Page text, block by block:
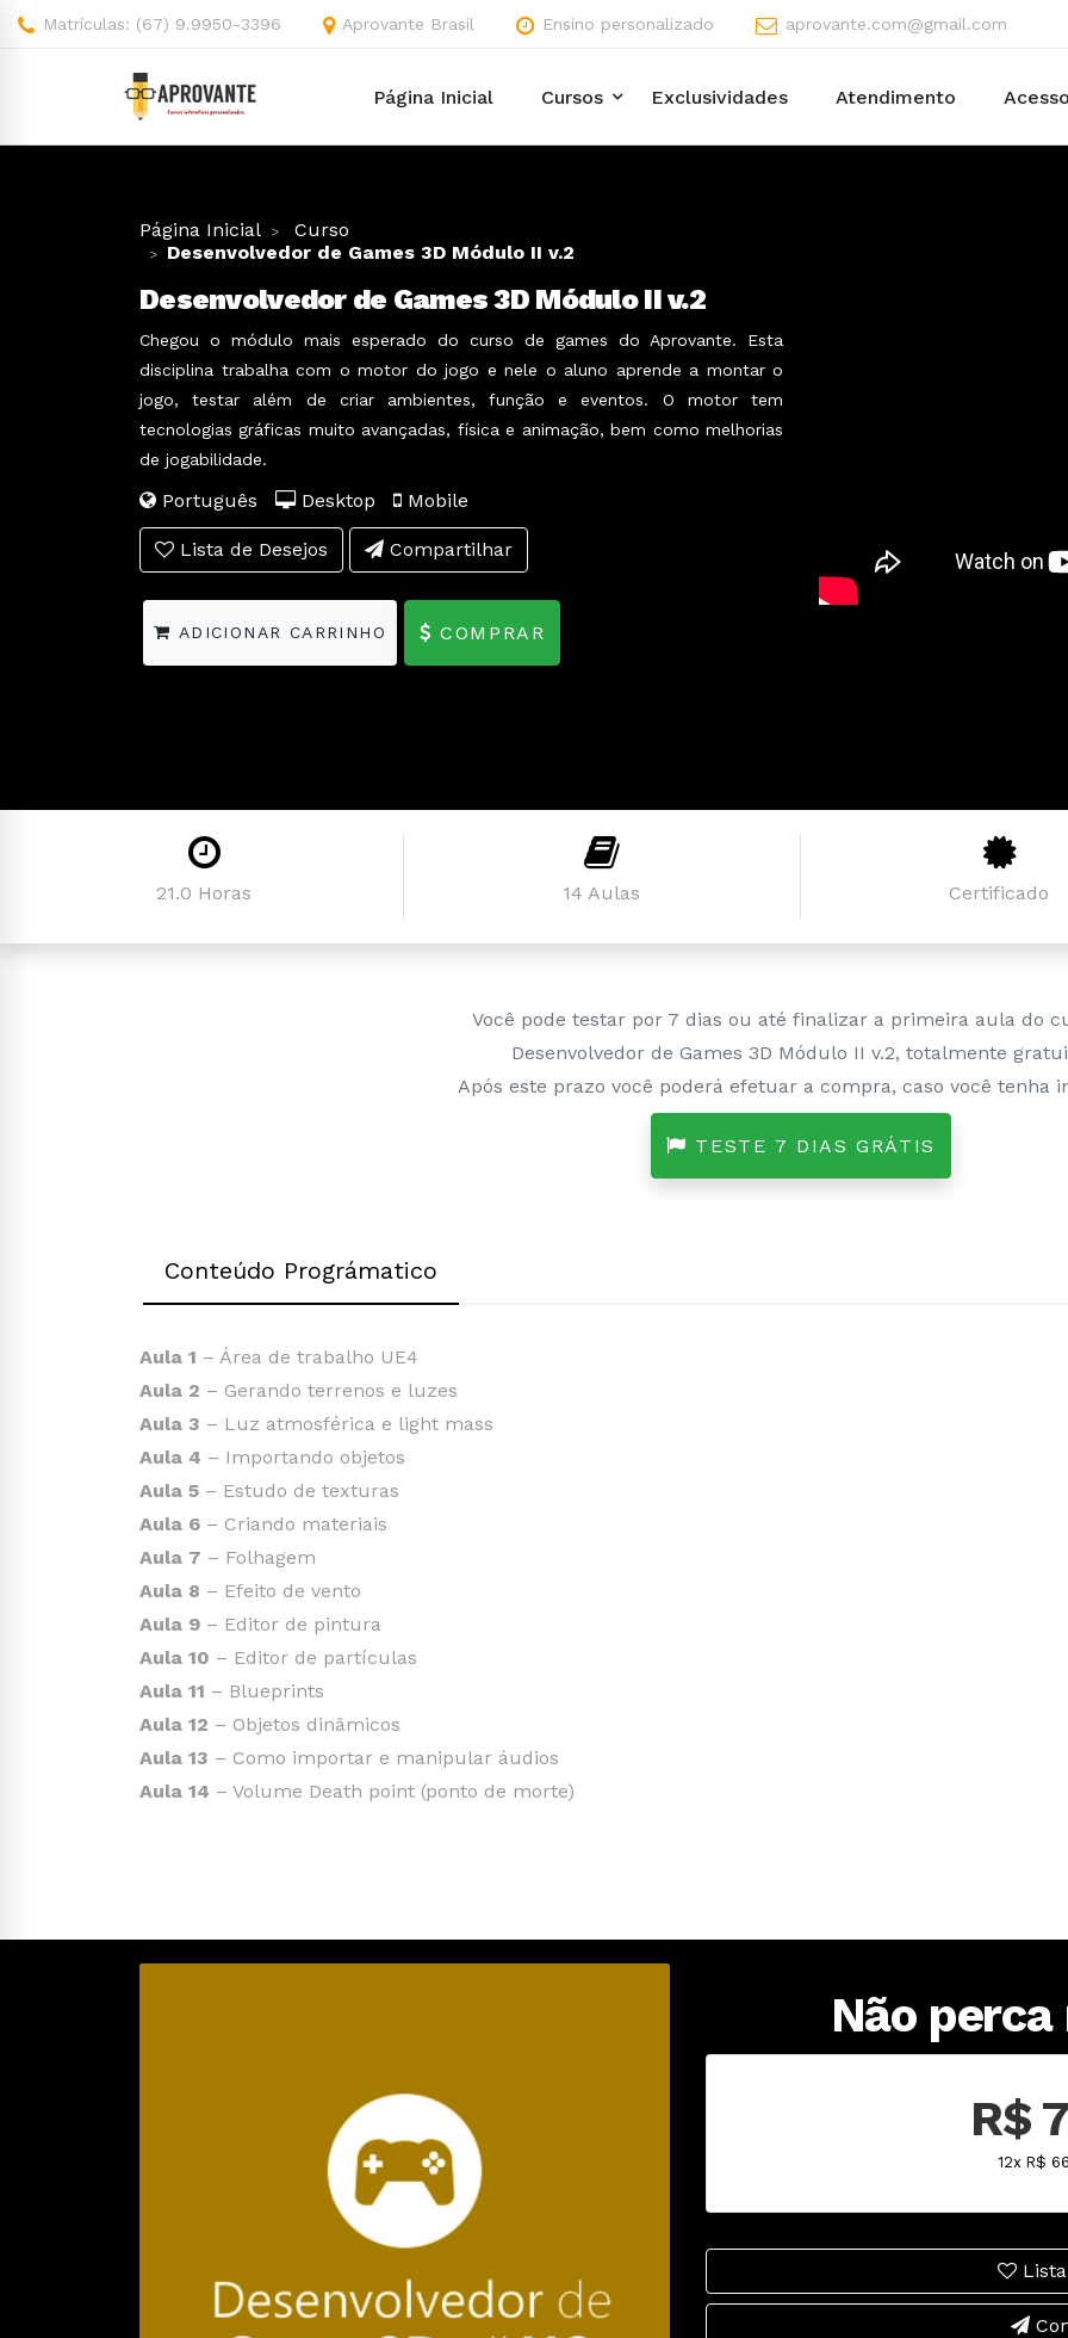
Matrículas: (67) 9.9950-3396 Aprovante Brasil Ensino personalizado aprovante.com@gmail.com
Página Inicial Cursos Exclusividades Atendimento
Página Inicial
Curso
Desenvolvedor de Games 3D Módulo II v.2
Desenvolvedor de Games 3D Módulo II v.2
Chegou o módulo mais esperado do curso de games do Aprovante. Esta
disciplina trabalha com o motor do jogo e nele o aluno aprende a montar o
jogo, testar além de criar ambientes, função e eventos. O motor tem
tecnologias gráficas muito avançadas, física e animação, bem como melhorias
de jogabilidade.
Português Desktop Mobile
Lista de Desejos Compartilhar
ADICIONAR CARRINHO COMPRAR
21.0 Horas 14 Aulas Certificado
Você pode testar por 7 dias ou até finalizar a primeira aula do
Desenvolvedor de Games 3D Módulo II v.2, totalmente
Após este prazo você poderá efetuar a compra, caso você tenha
TESTE 7 DIAS GRÁTIS
Conteúdo Prográmatico
Aula 1 – Área de trabalho UE4
Aula 2 – Gerando terrenos e luzes
Aula 3 – Luz atmosférica e light mass
Aula 4 – Importando objetos
Aula 5 – Estudo de texturas
Aula 6 – Criando materiais
Aula 7 – Folhagem
Aula 8 – Efeito de vento
Aula 9 – Editor de pintura
Aula 10 – Editor de partículas
Aula 11 – Blueprints
Aula 12 – Objetos dinâmicos
Aula 13 – Como importar e manipular áudios
Aula 14 – Volume Death point (ponto de morte)
Não
R$
12x R$